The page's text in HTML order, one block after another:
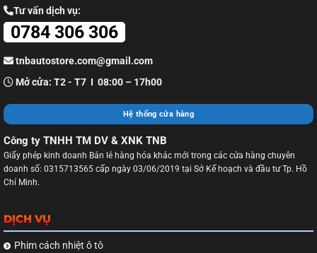
Tư vấn dịch vụ:
0784 306 306
tnbautostore.com@gmail.com
Mở cửa: T2 - T7 I 08:00 – 17h00
Hệ thống cửa hàng
Công ty TNHH TM DV & XNK TNB
Giấy phép kinh doanh Bán lẻ hàng hóa khác mới trong các cửa hàng chuyên
doanh số: 0315713565 cấp ngày 03/06/2019 tại Sở Kế hoạch và đầu tư Tp. Hồ
Chí Minh.
DỊCH VỤ
Phim cách nhiệt ô tô